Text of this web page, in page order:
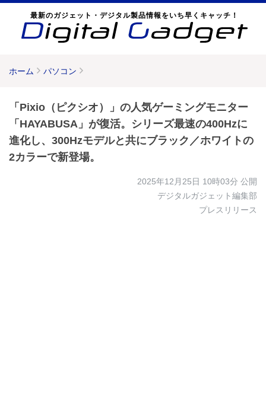
最新のガジェット・デジタル製品情報をいち早くキャッチ！
ホーム パソコン
「Pixio（ピクシオ）」の人気ゲーミングモニター
「HAYABUSA」が復活。シリーズ最速の400Hzに
進化し、300Hzモデルと共にブラック／ホワイトの
2カラーで新登場。
2025年12月25日 10時03分 公開
デジタルガジェット編集部
プレスリリース